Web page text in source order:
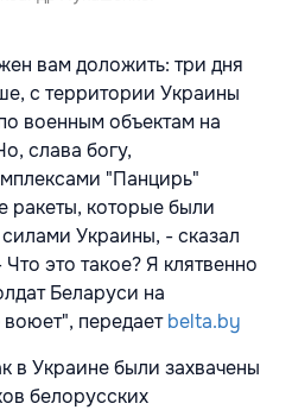
вам доложить: три дня
с территории Украины
военным объектам на
слава богу,
"Панцирь"
ракеты, которые были
Украины, - сказал
это такое? Я клятвенно
Беларуси на
передаетbelta.by
в Украине были захвачены
белорусских